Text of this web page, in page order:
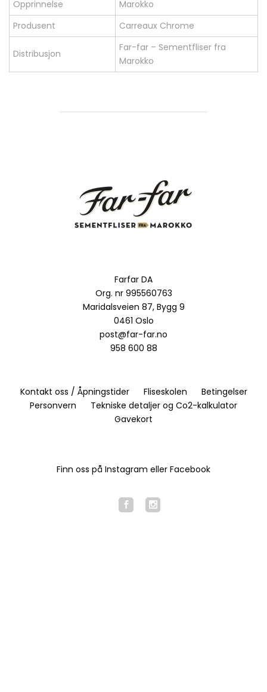
Opprinnelse
Marokko
Produsent
Carreaux Chrome
Distribusjon
Far-far – Sementfliser fra
Marokko
Farfar DA
Org. nr 995560763
Maridalsveien 87, Bygg 9
0461 Oslo
post@far-far.no
958 600 88
Kontakt oss / Åpningstider Fliseskolen
Betingelser
Personvern
Tekniske detaljer og Co2-kalkulator
Gavekort
Finn oss på Instagram eller Facebook